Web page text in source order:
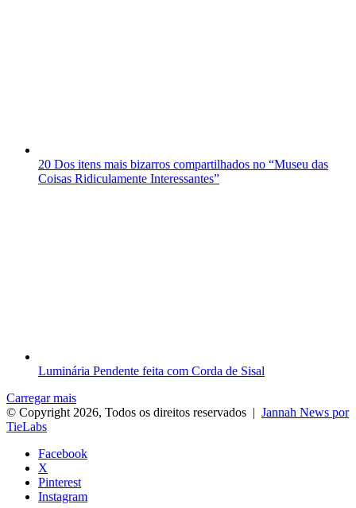
20 Dos itens mais bizarros compartilhados no “Museu das
Coisas Ridiculamente Interessantes”
Luminária Pendente feita com Corda de Sisal
Carregar mais
© Copyright 2026, Todos os direitos reservados | Jannah News por
TieLabs
Facebook
X
Pinterest
Instagram